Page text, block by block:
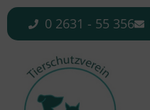
0 2631 - 55 356